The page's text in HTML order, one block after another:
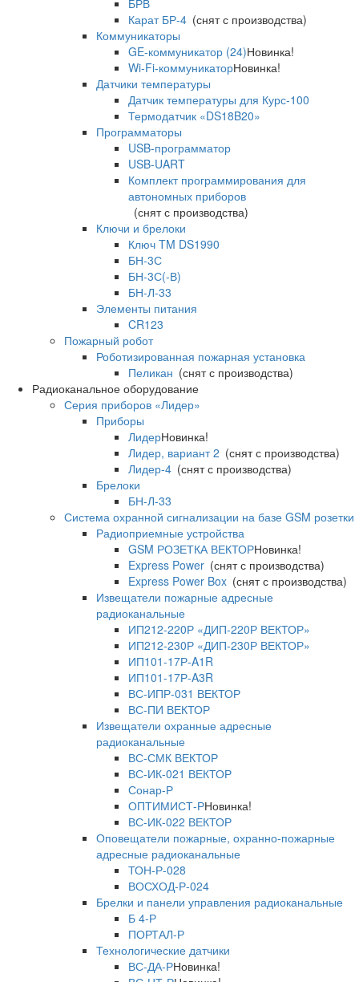
БРВ
Карат БР-4 (снят с производства)
Коммуникаторы
GE-коммуникатор (24)Новинка!
Wi-Fi-коммуникаторНовинка!
Датчики температуры
Датчик температуры для Курс-100
Термодатчик «DS18B20»
Программаторы
USB-программатор
USB-UART
Комплект программирования для
автономных приборов
(снят с производства)
Ключи и брелоки
Ключ TM DS1990
БН-3С
БН-3С(-В)
БН-Л-33
Элементы питания
CR123
Пожарный робот
Роботизированная пожарная установка
Пеликан (снят с производства)
Радиоканальное оборудование
Серия приборов «Лидер»
Приборы
ЛидерНовинка!
Лидер, вариант 2 (снят с производства)
Лидер-4 (снят с производства)
Брелоки
БН-Л-33
Система охранной сигнализации на базе GSM розетки
Радиоприемные устройства
GSM РОЗЕТКА ВЕКТОРНовинка!
Express Power (снят с производства)
Express Power Box (снят с производства)
Извещатели пожарные адресные
радиоканальные
ИП212-220Р «ДИП-220Р ВЕКТОР»
ИП212-230Р «ДИП-230Р ВЕКТОР»
ИП101-17Р-A1R
ИП101-17Р-A3R
ВС-ИПР-031 ВЕКТОР
ВС-ПИ ВЕКТОР
Извещатели охранные адресные
радиоканальные
ВС-СМК ВЕКТОР
ВС-ИК-021 ВЕКТОР
Сонар-Р
ОПТИМИСТ-РНовинка!
ВС-ИК-022 ВЕКТОР
Оповещатели пожарные, охранно-пожарные
адресные радиоканальные
ТОН-Р-028
ВОСХОД-Р-024
Брелки и панели управления радиоканальные
Б 4-Р
ПОРТАЛ-Р
Технологические датчики
ВС-ДА-РНовинка!